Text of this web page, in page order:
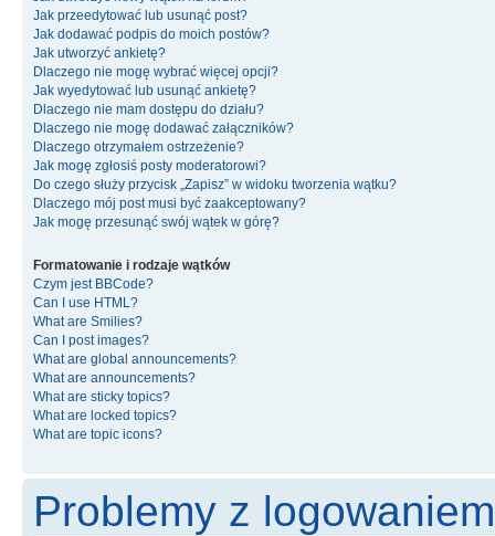
Jak przeedytować lub usunąć post?
Jak dodawać podpis do moich postów?
Jak utworzyć ankietę?
Dlaczego nie mogę wybrać więcej opcji?
Jak wyedytować lub usunąć ankietę?
Dlaczego nie mam dostępu do działu?
Dlaczego nie mogę dodawać załączników?
Dlaczego otrzymałem ostrzeżenie?
Jak mogę zgłosiś posty moderatorowi?
Do czego służy przycisk „Zapisz” w widoku tworzenia wątku?
Dlaczego mój post musi być zaakceptowany?
Jak mogę przesunąć swój wątek w górę?
Formatowanie i rodzaje wątków
Czym jest BBCode?
Can I use HTML?
What are Smilies?
Can I post images?
What are global announcements?
What are announcements?
What are sticky topics?
What are locked topics?
What are topic icons?
Problemy z